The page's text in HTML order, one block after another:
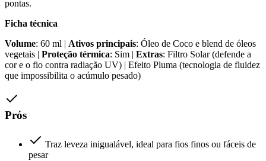
pontas.
Ficha técnica
Volume: 60 ml | Ativos principais: Óleo de Coco e blend de óleos
vegetais | Proteção térmica: Sim | Extras: Filtro Solar (defende a
cor e o fio contra radiação UV) | Efeito Pluma (tecnologia de fluidez
que impossibilita o acúmulo pesado)
Prós
Traz leveza inigualável, ideal para fios finos ou fáceis de
pesar